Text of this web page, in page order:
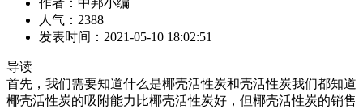
人气：2388
发表时间：2021-05-10 18:02:51
导读
首先，我们需要知道什么是椰壳活性炭和壳活性炭我们都知道
椰壳活性炭的吸附能力比椰壳活性炭好，但椰壳活性炭的销售